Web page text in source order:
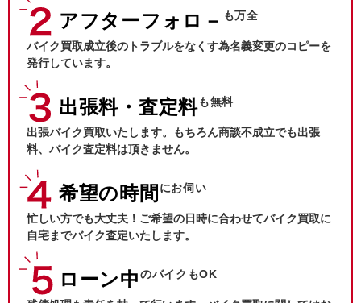
アフターフォロ－ も万全
バイク買取成立後のトラブルをなくす為名義変更のコピーを
発行しています。
出張料・査定料も無料
出張バイク買取いたします。もちろん商談不成立でも出張
料、バイク査定料は頂きません。
希望の時間 にお伺い
忙しい方でも大丈夫！ご希望の日時に合わせてバイク買取に
自宅までバイク査定いたします。
ローン中のバイクもOK